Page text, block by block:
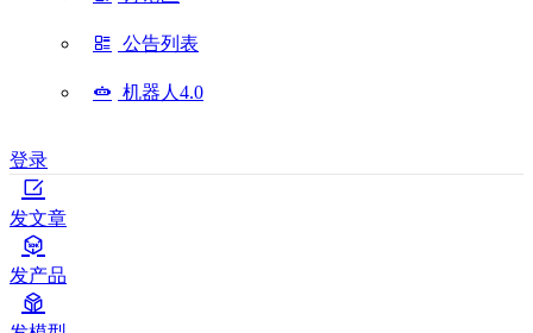
公告列表
机器人4.0
登录
发文章
发产品